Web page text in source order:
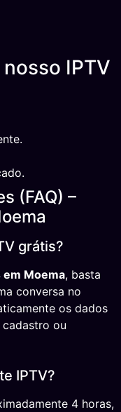
IPTV
(FAQ) –
grátis?
Moema, basta
conversa no
os dados
ou
IPTV?
4 horas,